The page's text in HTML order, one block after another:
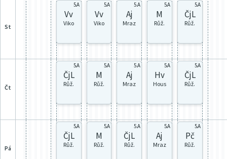
st
5.A
Vv
Viko
5.A
Vv
Viko
5.A
Aj
Mraz
5.A
M
Růž.
5.A
ČjL
Růž.
čt
5.A
ČjL
Růž.
5.A
M
Růž.
5.A
Aj
Mraz
5.A
Hv
Hous
5.A
ČjL
Růž.
pá
5.A
ČjL
Růž.
5.A
M
Růž.
5.A
ČjL
Růž.
5.A
Aj
Mraz
5.A
Pč
Růž.